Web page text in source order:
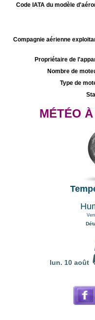
Code IATA du modèle
Compagnie aérienne
Propriétaire de
Nombre de
Type de
MÉTÉO
lun. 10 août